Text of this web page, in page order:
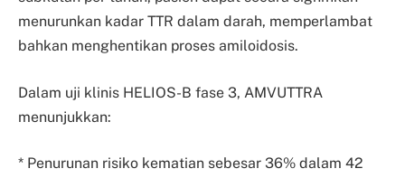
menurunkan kadar TTR dalam darah, memperlambat
bahkan menghentikan proses amiloidosis.
Dalam uji klinis HELIOS-B fase 3, AMVUTTRA
menunjukkan:
* Penurunan risiko kematian sebesar 36% dalam 42